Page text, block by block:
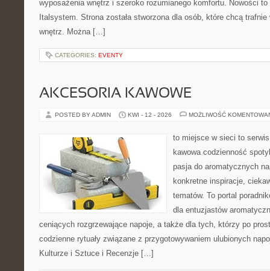
wyposażenia wnętrz i szeroko rozumianego komfortu. Nowości
Italsystem. Strona została stworzona dla osób, które chcą
wnętrz. Można […]
CATEGORIES: EVENTY
AKCESORIA KAWOWE
POSTED BY ADMIN KWI - 12 - 2026 MOŻLIWOŚĆ
to miejsce w sieci to
kawowa codzienność
pasja do aromatycznych
konkretne inspiracje,
tematów. To portal
dla entuzjastów
ceniących rozgrzewające napoje, a także dla tych, którzy po
codzienne rytuały związane z przygotowywaniem ulubionych
Kulturze i Sztuce i Recenzje […]